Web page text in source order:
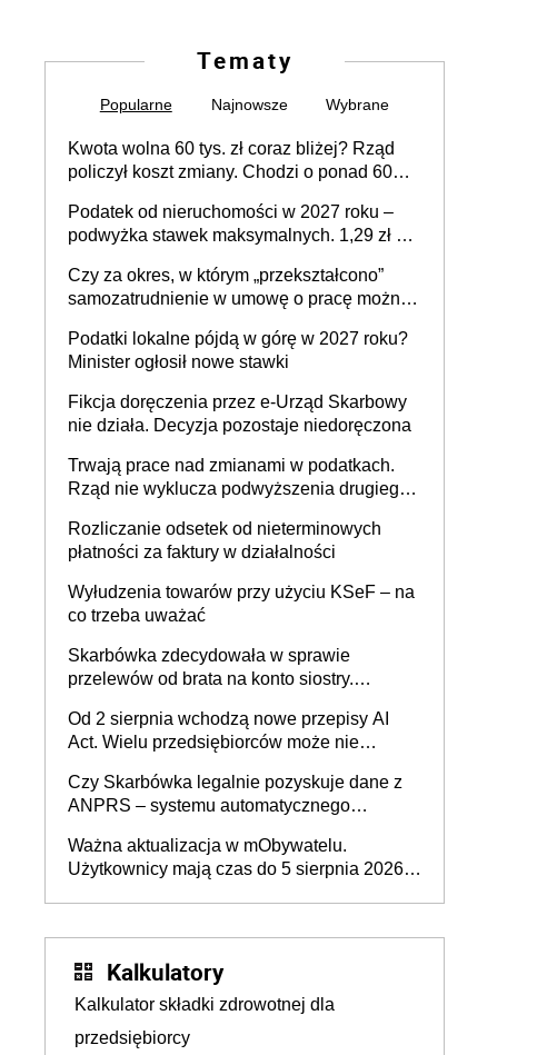
Tematy
Popularne Najnowsze Wybrane
Kwota wolna 60 tys. zł coraz bliżej? Rząd
policzył koszt zmiany. Chodzi o ponad 60
Podatek od nieruchomości w 2027 roku –
podwyżka stawek maksymalnych. 1,29 zł za
budynków i lokali związanych z
prowadzeniem działalności gospodarczej
Czy za okres, w którym „przekształcono”
samozatrudnienie w umowę o pracę można
umowy cywilnoprawnej jedynym
racjonalnym wyjściem
Podatki lokalne pójdą w górę w 2027 roku?
Minister ogłosił nowe stawki
Fikcja doręczenia przez e-Urząd Skarbowy
nie działa. Decyzja pozostaje niedoręczona
Trwają prace nad zmianami w podatkach.
Rząd nie wyklucza podwyższenia drugiego
Rozliczanie odsetek od nieterminowych
płatności za faktury w działalności
Wyłudzenia towarów przy użyciu KSeF – na
co trzeba uważać
Skarbówka zdecydowała w sprawie
przelewów od brata na konto siostry.
darowizna, ale podatku jednak nie będzie
Od 2 sierpnia wchodzą nowe przepisy AI
Act. Wielu przedsiębiorców może nie
Czy Skarbówka legalnie pozyskuje dane z
ANPRS – systemu automatycznego
pojazdów z kamer drogowych?
Ważna aktualizacja w mObywatelu.
Użytkownicy mają czas do 5 sierpnia 2026
Kalkulatory
Kalkulator składki zdrowotnej dla
przedsiębiorcy